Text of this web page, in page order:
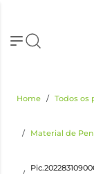
Home Todos os
Material de